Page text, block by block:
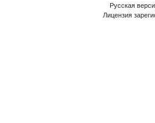
Русская
Лицензия